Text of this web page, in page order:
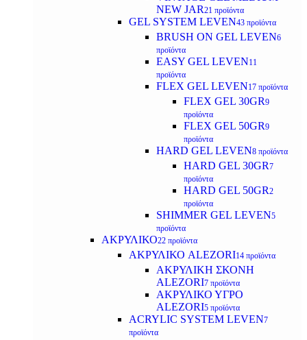
NEW JAR21 προϊόντα
GEL SYSTEM LEVEN43 προϊόντα
BRUSH ON GEL LEVEN6
προϊόντα
EASY GEL LEVEN11
προϊόντα
FLEX GEL LEVEN17 προϊόντα
FLEX GEL 30GR9
προϊόντα
FLEX GEL 50GR9
προϊόντα
HARD GEL LEVEN8 προϊόντα
HARD GEL 30GR7
προϊόντα
HARD GEL 50GR2
προϊόντα
SHIMMER GEL LEVEN5
προϊόντα
ΑΚΡΥΛΙΚΟ22 προϊόντα
ΑΚΡΥΛΙΚΟ ALEZORI14 προϊόντα
ΑΚΡΥΛΙΚΗ ΣΚΟΝΗ
ALEZORI7 προϊόντα
ΑΚΡΥΛΙΚΟ ΥΓΡΟ
ALEZORI5 προϊόντα
ACRYLIC SYSTEM LEVEN7
προϊόντα